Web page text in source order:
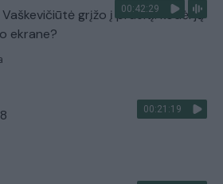
00:42:29
grįžo į praeitį: kodėl jų
ekrane?
00:21:19